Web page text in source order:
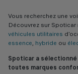
Vous recherchez une
Découvrez sur
véhicules utilitaires
essence, hybride ou
Spoticar a
toutes marques